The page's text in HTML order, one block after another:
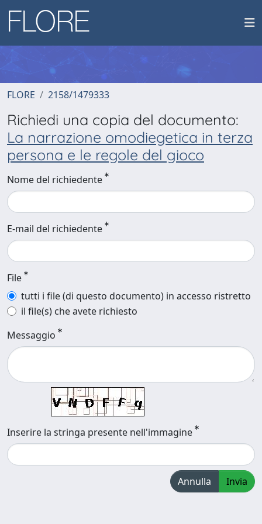
FLORE 2158/1479333
Richiedi una copia del documento:
La narrazione omodiegetica in terza
persona e le regole del gioco
Nome del richiedente
E-mail del richiedente
File
tutti i file (di questo documento) in accesso ristretto
il file(s) che avete richiesto
Messaggio
Inserire la stringa presente nell'immagine
Annulla Invia